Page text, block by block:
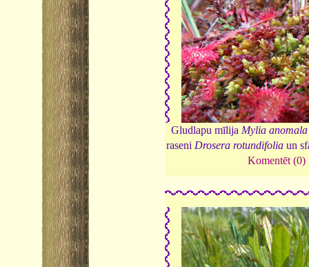
Gludlapu mīlija Mylia anomala
raseni Drosera rotundifolia un
Komentēt (0)